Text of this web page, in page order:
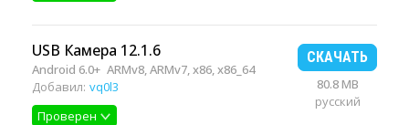
USB Камера 12.1.6
Android 6.0+ ARMv8, ARMv7, x86, x86_64
Добавил: vq0l3
Проверен
СКАЧАТЬ
80.8 MB
русский